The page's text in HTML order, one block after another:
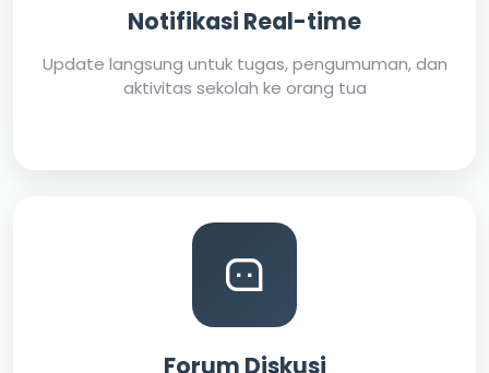
Notifikasi Real-time
Update langsung untuk tugas, pengumuman, dan
aktivitas sekolah ke orang tua
Forum Diskusi